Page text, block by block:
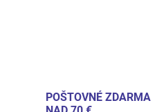
POŠTOVNÉ ZDARMA